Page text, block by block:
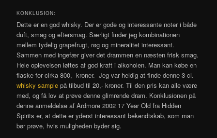
KONKLUSION:
Dette er en god whisky. Der er gode og interessante noter i både
duft, smag og eftersmag. Særligt finder jeg kombinationen
mellem tydelig grapefrugt, røg og mineralitet interessant.
Sammen med ingefær giver det drammen en næsten frisk smag.
Hele oplevelsen løftes af god kraft i alkoholen. Man kan købe en
flaske for cirka 800,- kroner. Jeg var heldig at finde denne 3 cl.
whisky sample på tilbud til 20,- kroner. Til den pris kan alle være
med, og få lov at prøve denne glimrende dram. Konklusionen på
denne anmeldelse af Ardmore 2002 17 Year Old fra Hidden
Spirits er, at dette er yderst interessant bekendtskab, som man
bør prøve, hvis muligheden byder sig.